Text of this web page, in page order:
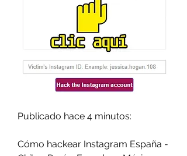
Publicado hace 4 minutos:
Cómo hackear Instagram España -